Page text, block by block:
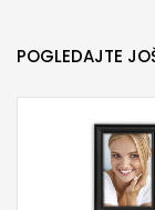
POGLEDAJTE